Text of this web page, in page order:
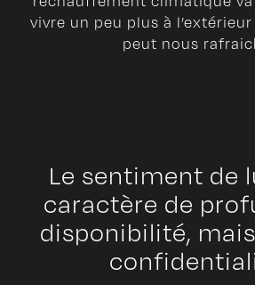
vivre un peu plus à
peut nous
Le sentiment de
caractère de
disponibilité,